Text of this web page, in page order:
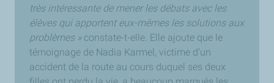
très intéressante de mener les débats avec les
élèves qui apportent eux-mêmes les solutions aux
problèmes »constate-t-elle. Elle ajoute que le
témoignage de Nadia Karmel, victime d’un
accident de la route au cours duquel ses deux